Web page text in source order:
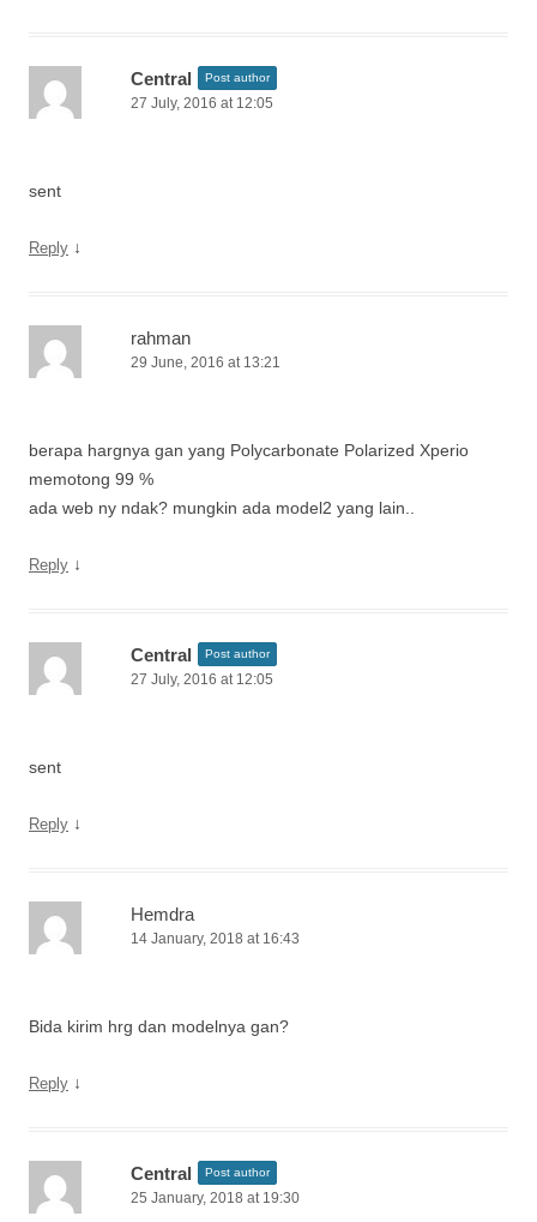
Central Post author
27 July, 2016 at 12:05
sent
Reply ↓
rahman
29 June, 2016 at 13:21
berapa hargnya gan yang Polycarbonate Polarized Xperio
memotong 99 %
ada web ny ndak? mungkin ada model2 yang lain..
Reply ↓
Central Post author
27 July, 2016 at 12:05
sent
Reply ↓
Hemdra
14 January, 2018 at 16:43
Bida kirim hrg dan modelnya gan?
Reply ↓
Central Post author
25 January, 2018 at 19:30